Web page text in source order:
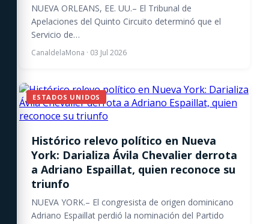
NUEVA ORLEANS, EE. UU.– El Tribunal de
Apelaciones del Quinto Circuito determinó que el
Servicio de…
CanaldelaMona · 03 Jul 2026
ESTADOS UNIDOS
Histórico relevo político en Nueva
York: Darializa Ávila Chevalier derrota
a Adriano Espaillat, quien reconoce su
triunfo
NUEVA YORK.– El congresista de origen dominicano
Adriano Espaillat perdió la nominación del Partido